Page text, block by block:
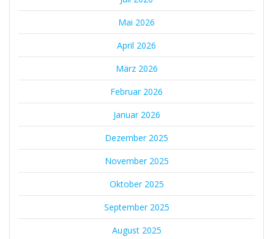
Mai 2026
April 2026
März 2026
Februar 2026
Januar 2026
Dezember 2025
November 2025
Oktober 2025
September 2025
August 2025